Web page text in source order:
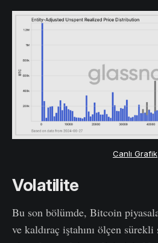
Canlı Grafik
Volatilite
Bu son bölümde, Bitcoin
ve kaldıraç iştahını ölçen